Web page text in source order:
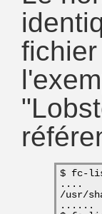
$ fc-
....
/usr/
......